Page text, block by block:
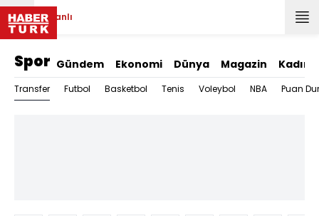
Canlı
Spor Gündem Ekonomi Dünya Magazin Kadın
Transfer Futbol Basketbol Tenis Voleybol NBA Puan